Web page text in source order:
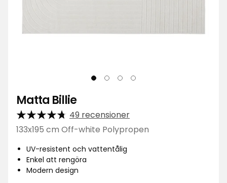
Matta Billie
49 recensioner
133x195 cm Off-white Polypropen
UV-resistent och vattentålig
Enkel att rengöra
Modern design